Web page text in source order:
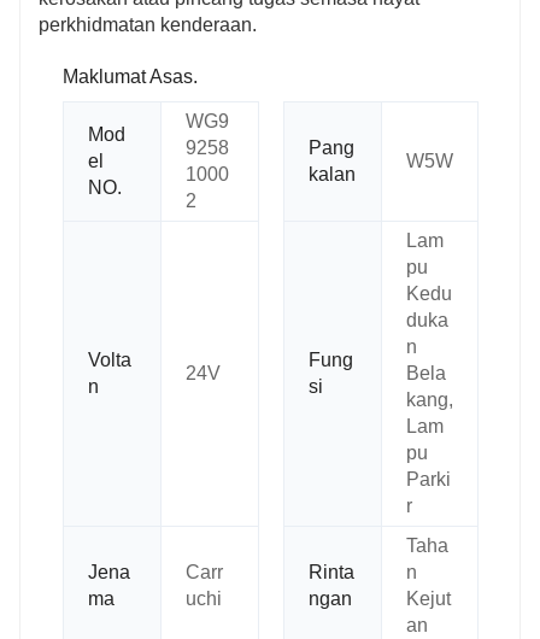
perkhidmatan kenderaan.
Maklumat Asas.
Mod
el
NO.
WG9
9258
1000
2
Pang
kalan
W5W
Volta
n
24V
Fung
si
Lam
pu
Kedu
duka
n
Bela
kang,
Lam
pu
Parki
r
Jena
ma
Carr
uchi
Rinta
ngan
Taha
n
Kejut
an